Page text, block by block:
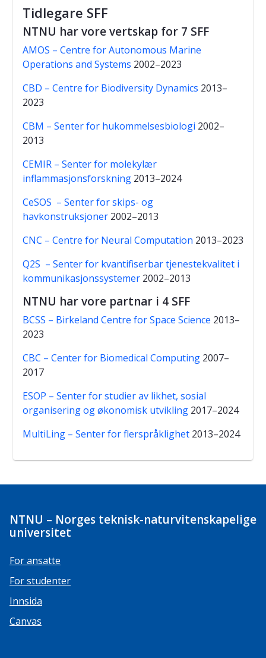
Tidlegare SFF
NTNU har vore vertskap for 7 SFF
AMOS – Centre for Autonomous Marine
Operations and Systems 2002–2023
CBD – Centre for Biodiversity Dynamics 2013–
2023
CBM – Senter for hukommelsesbiologi 2002–
2013
CEMIR – Senter for molekylær
inflammasjonsforskning 2013–2024
CeSOS – Senter for skips- og
havkonstruksjoner 2002–2013
CNC – Centre for Neural Computation 2013–2023
Q2S – Senter for kvantifiserbar tjenestekvalitet i
kommunikasjonssystemer 2002–2013
NTNU har vore partnar i 4 SFF
BCSS – Birkeland Centre for Space Science 2013–
2023
CBC – Center for Biomedical Computing 2007–
2017
ESOP – Senter for studier av likhet, sosial
organisering og økonomisk utvikling 2017–2024
MultiLing – Senter for flerspråklighet 2013–2024
NTNU – Norges teknisk-naturvitenskapelige
universitet
For ansatte
For studenter
Innsida
Canvas